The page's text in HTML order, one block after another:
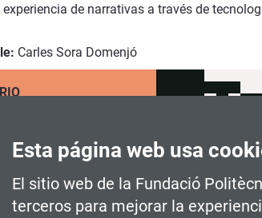
Esta página web usa
El sitio web de la Fundació
terceros para mejorar la
de narrativas a través de
Carles Sora Domenjó
en las personas, la investigación es
de experiencia de usuario, se diseñan
desde la perspectiva de las personas.
todo el proceso de creación, se
de género, a partir de factores